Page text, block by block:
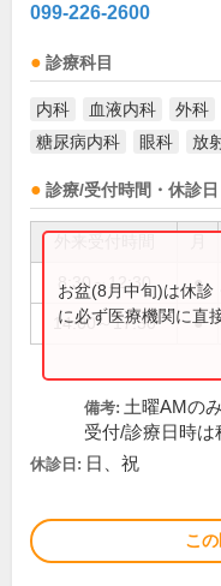
099-226-2600
診療科目
内科 血液内科 外科
糖尿病内科
眼科 放
診療/受付時間・休診日
8:30～12:30 ●
14:00～17:30 ●
お盆(8月中旬)は休診
に必ず医療機関に直
備考: 土曜AMの
受付/診療日時は
休診日: 日、祝
こ